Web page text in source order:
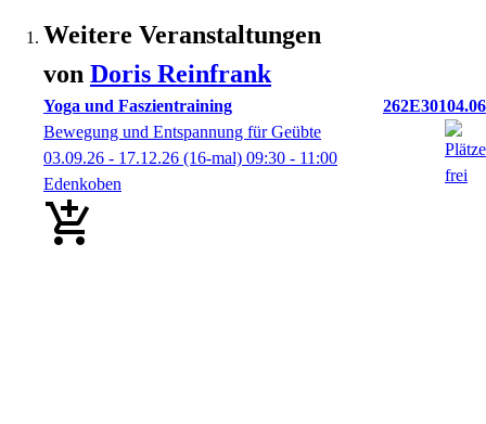
Weitere Veranstaltungen
von Doris Reinfrank
Yoga und Faszientraining
262E30104.06
Bewegung und Entspannung für Geübte
03.09.26 - 17.12.26 (16-mal) 09:30 - 11:00
Edenkoben